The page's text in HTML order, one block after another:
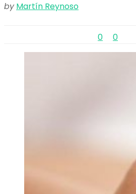
by Martín Reynoso
0 0